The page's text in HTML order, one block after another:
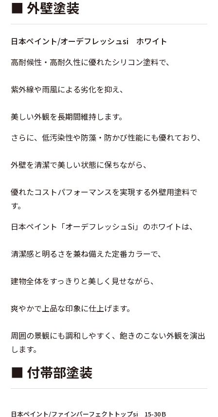
■ 外壁塗装
日本ペイント/オーデフレッシュsi ホワイト
高耐候性・高耐久性に優れたシリコン塗料で、
紫外線や雨風による劣化を抑え、
美しい外観を長期間維持します。
さらに、低汚染性や防藻・防かび性能にも優れており、
外壁を清潔で美しい状態に保ちながら、
優れたコストパフォーマンスを実現する外壁用塗料で
す。
日本ペイント「オーデフレッシュSi」のホワイトは、
清潔感と明るさを兼ね備えた定番カラーで、
建物全体をすっきりと美しく見せながら、
爽やかで上品な印象に仕上げます。
周囲の景観にも調和しやすく、飽きのこない外観を演出
します。
■ 付帯部塗装
日本ペイント/ファインパーフェクトトップsi 15-30Ｂ